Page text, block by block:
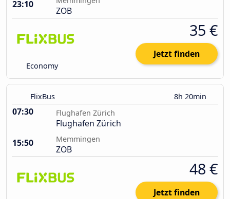
23:10
ZOB
Economy
35 €
Jetzt finden
FlixBus 8h 20min
07:30 Flughafen Zürich
Flughafen Zürich
15:50
Memmingen
ZOB
48 €
Jetzt finden